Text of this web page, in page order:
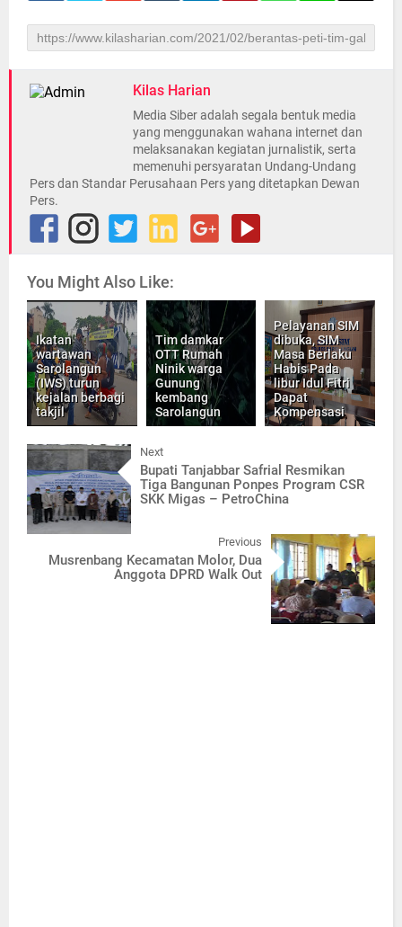
Kilas Harian
Media Siber adalah segala bentuk media
yang menggunakan wahana internet dan
melaksanakan kegiatan jurnalistik, serta
memenuhi persyaratan Undang-Undang
Pers dan Standar Perusahaan Pers yang ditetapkan Dewan
Pers.
You Might Also Like:
Ikatan
wartawan
Sarolangun
(IWS) turun
kejalan berbagi
takjil
Tim damkar
OTT Rumah
Ninik warga
Gunung
kembang
Sarolangun
Pelayanan SIM
dibuka, SIM
Masa Berlaku
Habis Pada
libur Idul Fitri
Dapat
Kompensasi
Next
Bupati Tanjabbar Safrial Resmikan
Tiga Bangunan Ponpes Program CSR
SKK Migas – PetroChina
Previous
Musrenbang Kecamatan Molor, Dua
Anggota DPRD Walk Out